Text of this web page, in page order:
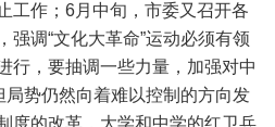
工作；6月中旬，市委又召开各
强调“文化大革命”运动必须有领
行，要抽调一些力量，加强对中
局势仍然向着难以控制的方向发
度的改革，大学和中学的红卫兵